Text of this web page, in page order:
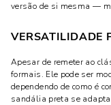
versão de si mesma —
VERSATILIDADE
Apesar de remeter ao
formais. Ele pode ser
dependendo de como é
sandália preta se